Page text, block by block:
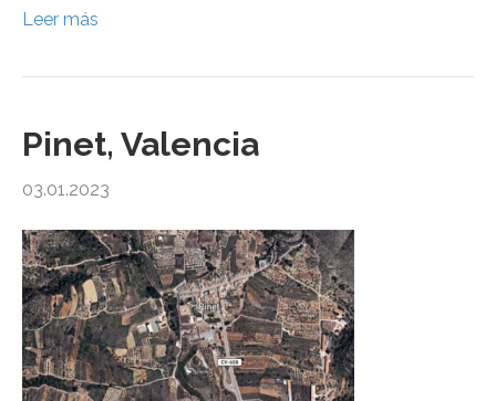
Leer más
Pinet, Valencia
03.01.2023